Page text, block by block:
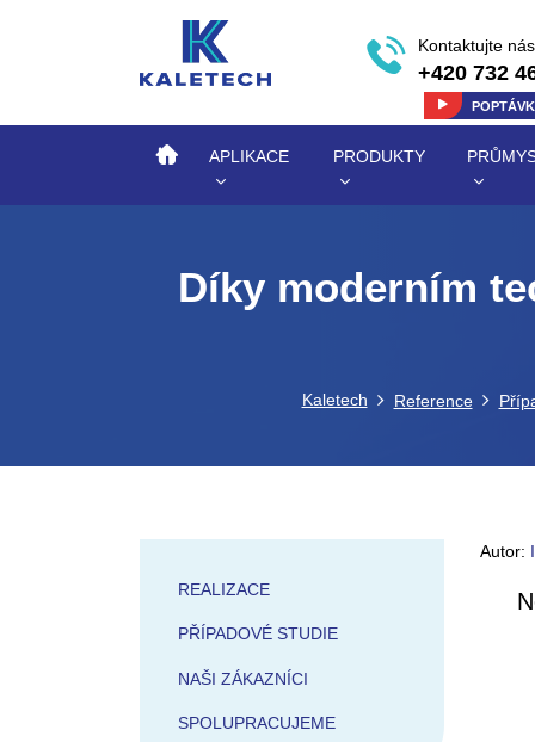
Kontaktujte nás
+420 732
APLIKACE PRODUKTY
Díky moderním
Kaletech Reference
Autor:
REALIZACE
PŘÍPADOVÉ STUDIE
NAŠI ZÁKAZNÍCI
SPOLUPRACUJEME